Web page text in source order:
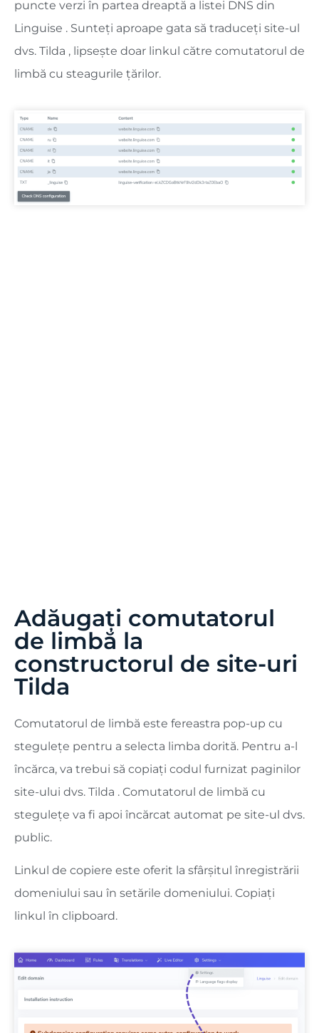
puncte verzi în partea dreaptă a listei DNS din
Linguise . Sunteți aproape gata să traduceți site-ul
dvs. Tilda , lipsește doar linkul către comutatorul de
limbă cu steagurile țărilor.
Adăugați comutatorul
de limbă la
constructorul de site-uri
Tilda
Comutatorul de limbă este fereastra pop-up cu
stegulețe pentru a selecta limba dorită. Pentru a-l
încărca, va trebui să copiați codul furnizat paginilor
site-ului dvs. Tilda . Comutatorul de limbă cu
stegulețe va fi apoi încărcat automat pe site-ul dvs.
public.
Linkul de copiere este oferit la sfârșitul înregistrării
domeniului sau în setările domeniului. Copiați
linkul în clipboard.